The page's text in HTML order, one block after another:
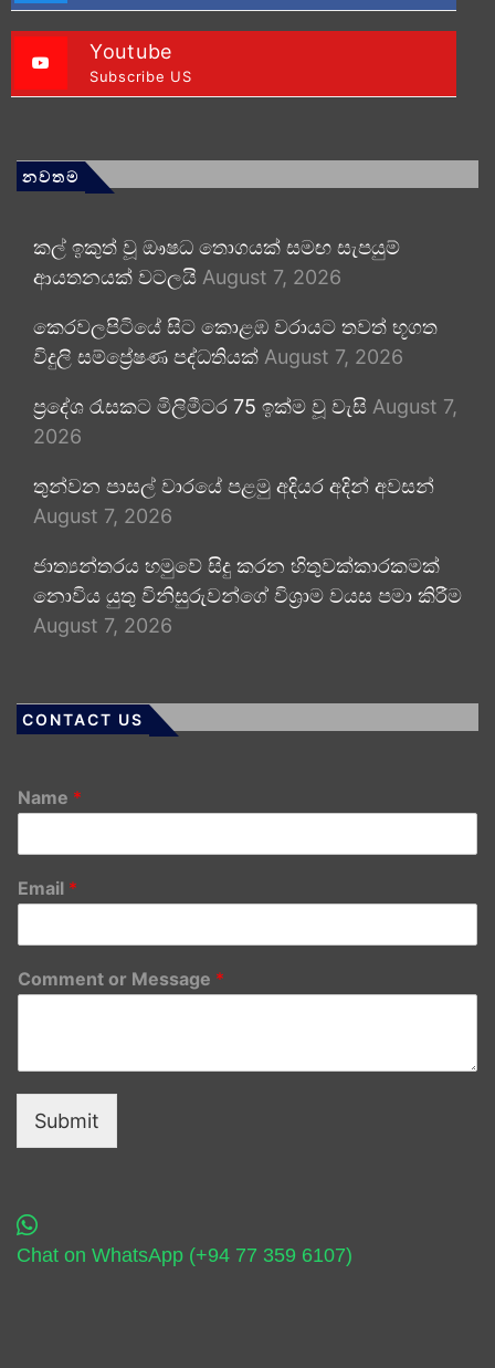
Youtube
Subscribe US
නවතම
කල් ඉකුත් වූ ඖෂධ තොගයක් සමඟ සැපයුම්
ආයතනයක් වටලයි August 7, 2026
කෙරවලපිටියේ සිට කොළඹ වරායට තවත් භූගත
විදුලි සම්ප්‍රේෂණ පද්ධතියක් August 7, 2026
ප්‍රදේශ රැසකට මිලිමීටර 75 ඉක්ම වූ වැසි August 7,
2026
තුන්වන පාසල් වාරයේ පළමු අදියර අදින් අවසන්
August 7, 2026
ජාත්‍යන්තරය හමුවේ සිදු කරන හිතුවක්කාරකමක්
නොවිය යුතු විනිසුරුවන්ගේ විශ්‍රාම වයස පමා කිරීම
August 7, 2026
CONTACT US
Name *
Email *
Comment or Message *
Submit
Chat on WhatsApp (+94 77 359 6107)